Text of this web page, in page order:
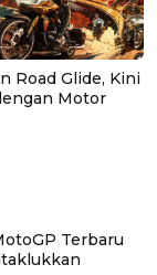
Road Glide, Kini
Motor
Terbaru